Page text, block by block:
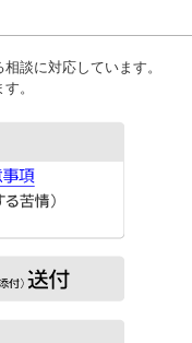
談に対応しています。
。